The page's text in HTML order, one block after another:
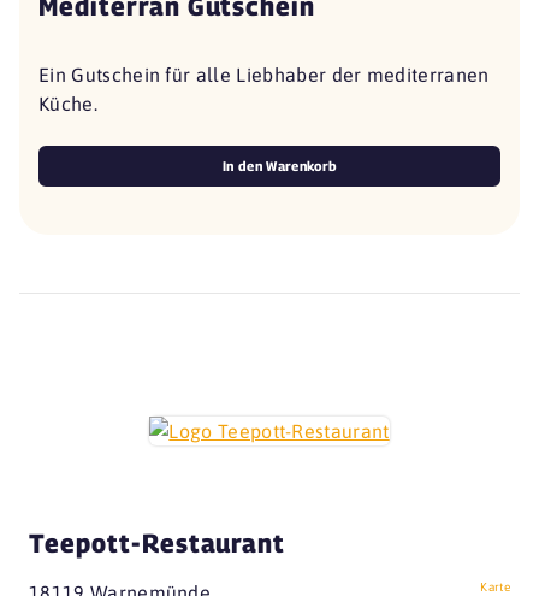
Ein Gutschein für alle Liebhaber der mediterranen
Küche.
In den Warenkorb
Teepott-Restaurant
Karte